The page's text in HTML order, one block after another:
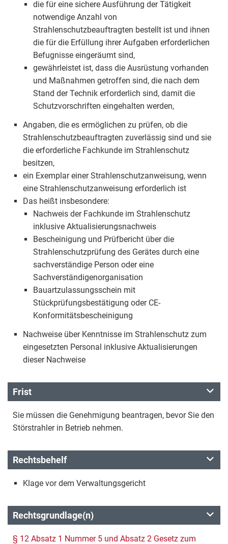
die für eine sichere Ausführung der Tätigkeit
notwendige Anzahl von
Strahlenschutzbeauftragten bestellt ist und ihnen
die für die Erfüllung ihrer Aufgaben erforderlichen
Befugnisse eingeräumt sind,
gewährleistet ist, dass die Ausrüstung vorhanden
und Maßnahmen getroffen sind, die nach dem
Stand der Technik erforderlich sind, damit die
Schutzvorschriften eingehalten werden,
Angaben, die es ermöglichen zu prüfen, ob die
Strahlenschutzbeauftragten zuverlässig sind und sie
die erforderliche Fachkunde im Strahlenschutz
besitzen,
ein Exemplar einer Strahlenschutzanweisung, wenn
eine Strahlenschutzanweisung erforderlich ist
Das heißt insbesondere:
Nachweis der Fachkunde im Strahlenschutz
inklusive Aktualisierungsnachweis
Bescheinigung und Prüfbericht über die
Strahlenschutzprüfung des Gerätes durch eine
sachverständige Person oder eine
Sachverständigenorganisation
Bauartzulassungsschein mit
Stückprüfungsbestätigung oder CE-
Konformitätsbescheinigung
Nachweise über Kenntnisse im Strahlenschutz zum
eingesetzten Personal inklusive Aktualisierungen
dieser Nachweise
Frist
Sie müssen die Genehmigung beantragen, bevor Sie den
Störstrahler in Betrieb nehmen.
Rechtsbehelf
Klage vor dem Verwaltungsgericht
Rechtsgrundlage(n)
§ 12 Absatz 1 Nummer 5 und Absatz 2 Gesetz zum